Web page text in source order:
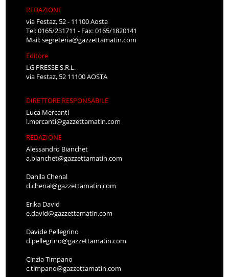
REDAZIONE
via Festaz, 52 - 11100 Aosta
Tel: 0165/231711 - Fax: 0165/1820141
Mail:segreteria@gazzettamatin.com
Editore
LG PRESSE S.R.L.
via Festaz, 52 11100 AOSTA
DIRETTORE RESPONSABILE
Luca Mercanti
l.mercanti@gazzettamatin.com
REDAZIONE
Alessandro Bianchet
a.bianchet@gazzettamatin.com
Danila Chenal
d.chenal@gazzettamatin.com
Erika David
e.david@gazzettamatin.com
Davide Pellegrino
d.pellegrino@gazzettamatin.com
Cinzia Timpano
c.timpano@gazzettamatin.com